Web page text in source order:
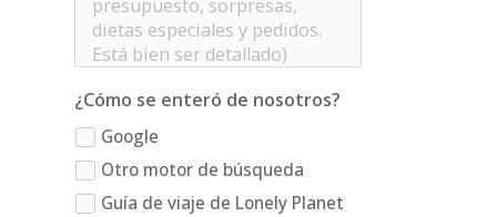
¿Cómo se enteró de nosotros?
Google
Otro motor de búsqueda
Guía de viaje de Lonely Planet